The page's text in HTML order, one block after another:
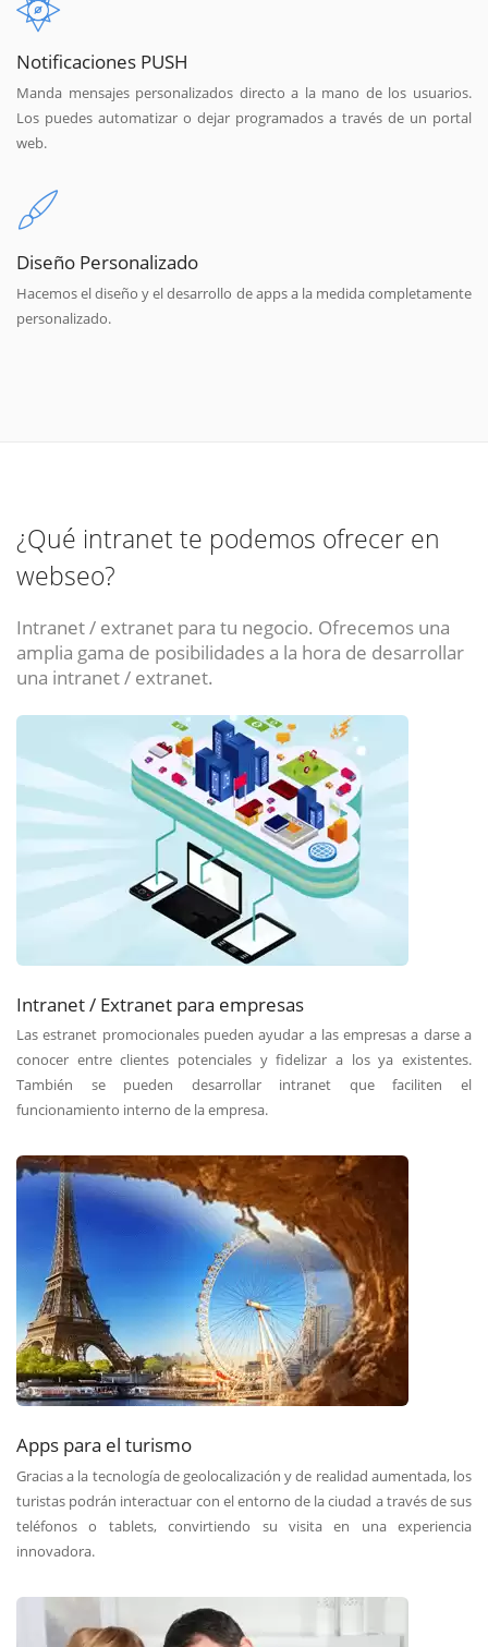
Notificaciones PUSH
Manda mensajes personalizados directo a la mano de los usuarios.
Los puedes automatizar o dejar programados a través de un portal
web.
Diseño Personalizado
Hacemos el diseño y el desarrollo de apps a la medida completamente
personalizado.
¿Qué intranet te podemos ofrecer en
webseo?
Intranet / extranet para tu negocio. Ofrecemos una
amplia gama de posibilidades a la hora de desarrollar
una intranet / extranet.
Intranet / Extranet para empresas
Las estranet promocionales pueden ayudar a las empresas a darse a
conocer entre clientes potenciales y fidelizar a los ya existentes.
También se pueden desarrollar intranet que faciliten el
funcionamiento interno de la empresa.
Apps para el turismo
Gracias a la tecnología de geolocalización y de realidad aumentada, los
turistas podrán interactuar con el entorno de la ciudad a través de sus
teléfonos o tablets, convirtiendo su visita en una experiencia
innovadora.